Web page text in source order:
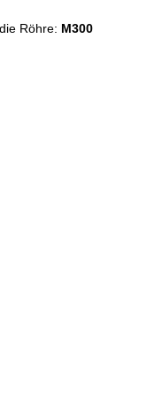
Röhre: M300